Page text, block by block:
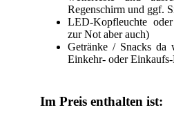
Regenschirm und ggf.
LED-Kopfleuchte
zur Not aber auch)
Getränke / Snacks da
Einkehr- oder
Im Preis enthalten ist: